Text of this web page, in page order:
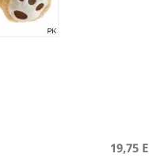
19,75